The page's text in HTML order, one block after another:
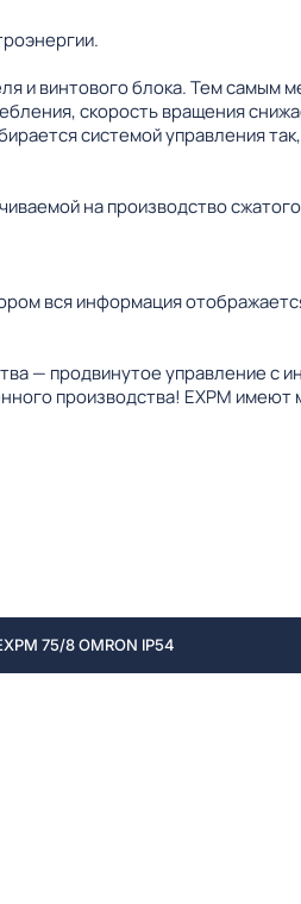
и винтового блока. Тем самым
скорость вращения
системой управления
на производство
вся информация
— продвинутое управление с
производства! EXPM имеют
75/8 OMRON IP54